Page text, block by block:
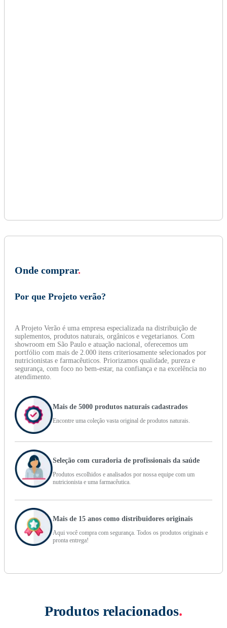
Onde comprar.
Por que Projeto verão?
A Projeto Verão é uma empresa especializada na distribuição de
suplementos, produtos naturais, orgânicos e vegetarianos. Com
showroom em São Paulo e atuação nacional, oferecemos um
portfólio com mais de 2.000 itens criteriosamente selecionados por
nutricionistas e farmacêuticos. Priorizamos qualidade, pureza e
segurança, com foco no bem-estar, na confiança e na excelência no
atendimento.
Mais de 5000 produtos naturais cadastrados
Encontre uma coleção vasta original de produtos naturais.
Seleção com curadoria de profissionais da saúde
Produtos escolhidos e analisados por nossa equipe com um
nutricionista e uma farmacêutica.
Mais de 15 anos como distribuidores originais
Aqui você compra com segurança. Todos os produtos originais e
pronta entrega!
Produtos relacionados.